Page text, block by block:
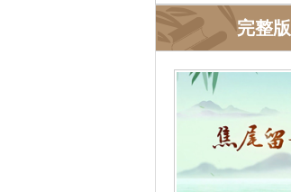
完整版